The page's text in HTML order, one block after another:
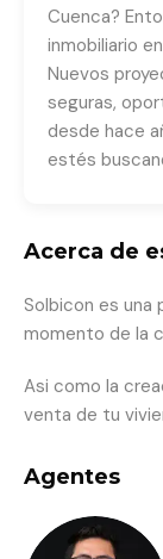
Cuenca?
inmobiliario
Nuevos
seguras,
desde hace
estés
Acerca de
Solbicon es una
momento de la
Asi como la
venta de tu
Agentes